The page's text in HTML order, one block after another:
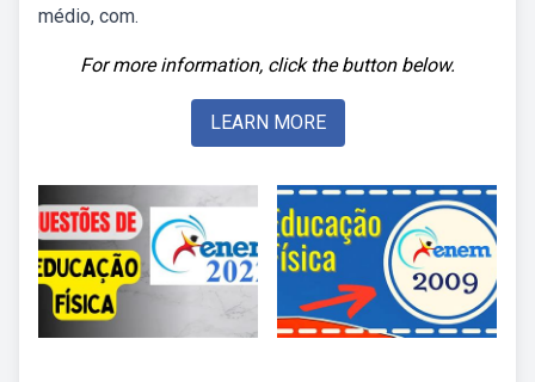
médio, com.
For more information, click the button below.
LEARN MORE